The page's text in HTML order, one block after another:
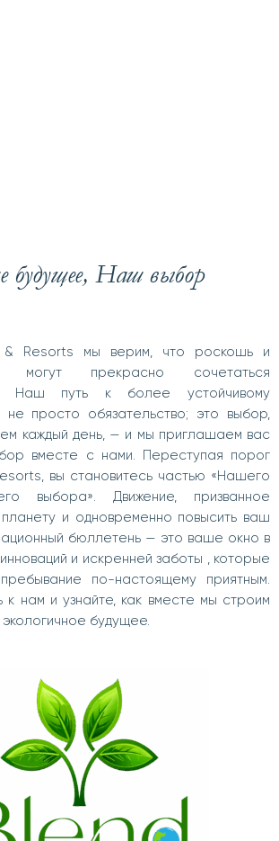
Наш выбор
Resorts мы верим, что роскошь и
могут прекрасно сочетаться
Наш путь к более устойчивому
просто обязательство; это выбор,
каждый день, — и мы приглашаем вас
вместе с нами. Переступая порог
вы становитесь частью «Нашего
выбора». Движение, призванное
и одновременно повысить ваш
бюллетень — это ваше окно в
и искренней заботы , которые
по-настоящему приятным.
к нам и узнайте, как вместе мы строим
будущее.